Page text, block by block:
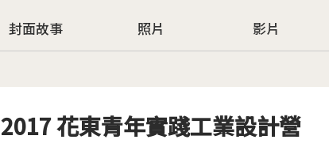
封面故事 照片 影片
2017 花東青年實踐工業設計營